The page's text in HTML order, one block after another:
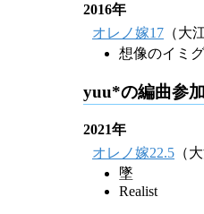
2016年
オレノ嫁17 （大
想像のイミ
yuu*の編曲参加
2021年
オレノ嫁22.5 （
墜
Realist